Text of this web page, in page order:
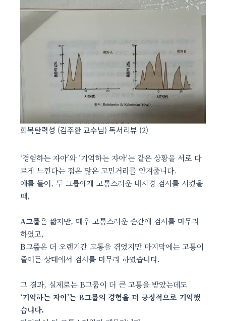
회복탄력성 (김주환 교수님) 독서리뷰 (2)
‘경험하는 자아’와 ‘기억하는 자아’는 같은 상황을 서로 다
르게 느낀다는 점은 많은 고민거리를 안겨줍니다.
예를 들어, 두 그룹에게 고통스러운 내시경 검사를 시켰을
때,
A그룹은 짧지만, 매우 고통스러운 순간에 검사를 마무리
하였고,
B그룹은 더 오랜기간 고통을 겪었지만 마지막에는 고통이
줄어든 상태에서 검사를 마무리 하였습니다.
그 결과, 실제로는 B그룹이 더 큰 고통을 받았는데도
‘기억하는 자아’는 B그룹의 경험을 더 긍정적으로 기억했
습니다.